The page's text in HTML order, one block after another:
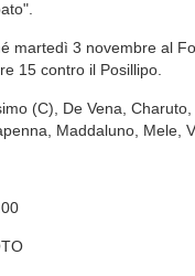
martedì 3 novembre al
15 contro il Posillipo.
(C), De Vena, Charuto,
Maddaluno, Mele,